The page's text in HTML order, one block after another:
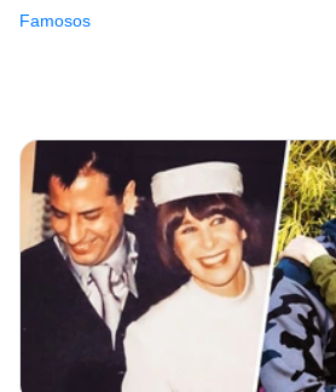
Famosos
um homem extremamente inteligente.
salas de aula das melhores